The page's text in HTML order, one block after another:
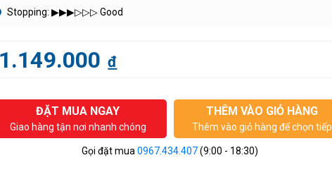
Stopping: ▶︎▶︎▶︎▷▷▷ Good
đ
ĐẶT MUA NGAY
Giao hàng tận nơi nhanh chóng
THÊM VÀO GIỎ HÀNG
Thêm vào giỏ hàng để chọn tiếp
Gọi đặt mua 0967.434.407(9:00 - 18:30)